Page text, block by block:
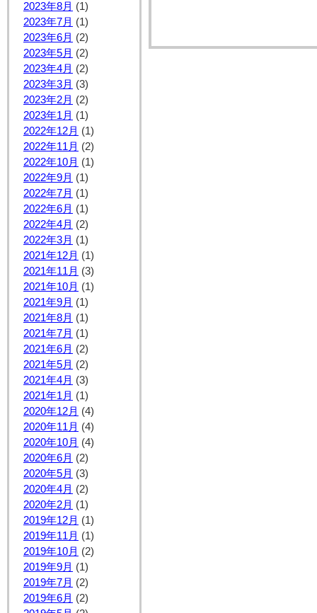
2023年8月 (1)
2023年7月 (1)
2023年6月 (2)
2023年5月 (2)
2023年4月 (2)
2023年3月 (3)
2023年2月 (2)
2023年1月 (1)
2022年12月 (1)
2022年11月 (2)
2022年10月 (1)
2022年9月 (1)
2022年7月 (1)
2022年6月 (1)
2022年4月 (2)
2022年3月 (1)
2021年12月 (1)
2021年11月 (3)
2021年10月 (1)
2021年9月 (1)
2021年8月 (1)
2021年7月 (1)
2021年6月 (2)
2021年5月 (2)
2021年4月 (3)
2021年1月 (1)
2020年12月 (4)
2020年11月 (4)
2020年10月 (4)
2020年6月 (2)
2020年5月 (3)
2020年4月 (2)
2020年2月 (1)
2019年12月 (1)
2019年11月 (1)
2019年10月 (2)
2019年9月 (1)
2019年7月 (2)
2019年6月 (2)